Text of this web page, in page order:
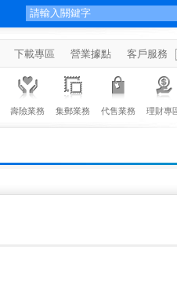
下載專區 營業據點 客戶服務
壽險業務 集郵業務 代售業務 理財專